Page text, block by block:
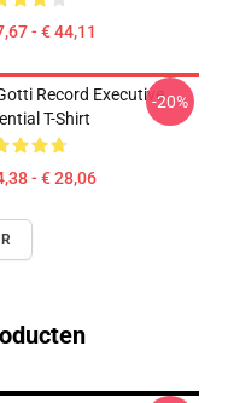
- € 44,11
Record Executive
T-Shirt
- € 28,06
-20%